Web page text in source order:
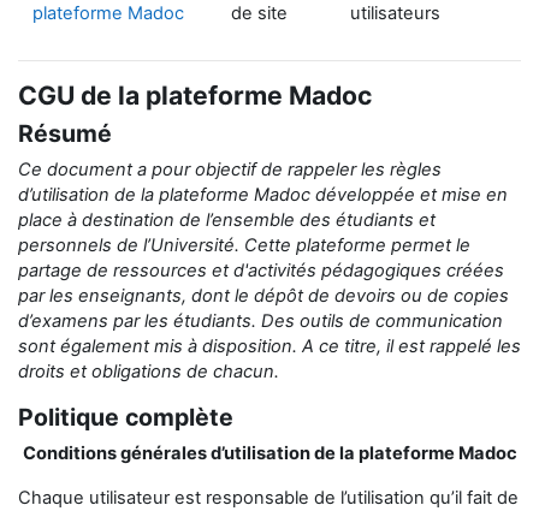
plateforme Madoc
de site
utilisateurs
CGU de la plateforme Madoc
Résumé
Ce document a pour objectif de rappeler les règles
d’utilisation de la plateforme Madoc développée et mise en
place à destination de l’ensemble des étudiants et
personnels de l’Université. Cette plateforme permet le
partage de ressources et d'activités pédagogiques créées
par les enseignants, dont le dépôt de devoirs ou de copies
d’examens par les étudiants. Des outils de communication
sont également mis à disposition. A ce titre, il est rappelé les
droits et obligations de chacun.
Politique complète
Conditions générales d’utilisation de la plateforme Madoc
Chaque utilisateur est responsable de l’utilisation qu’il fait de